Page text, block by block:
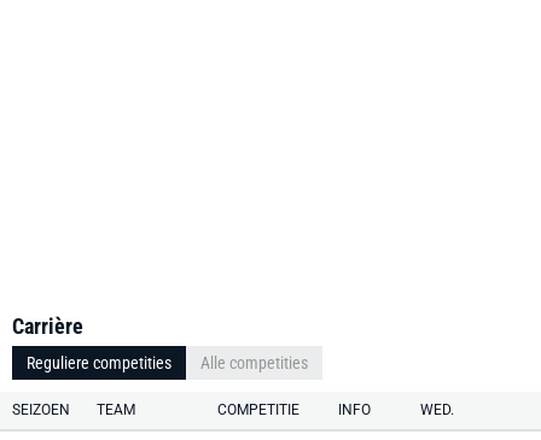
Carrière
Reguliere competities Alle competities
SEIZOEN TEAM COMPETITIE INFO WED.